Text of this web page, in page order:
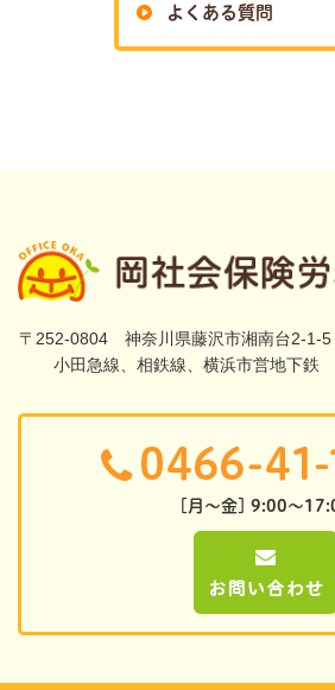
よくある質問
〒252-0804 神奈川県藤沢市湘南台2-1-5
小田急線、相鉄線、横浜市営地下
[月～金] 9:00～